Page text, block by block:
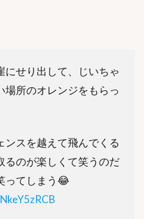
にせり出して、じいちゃ
場所のオレンジをもらっ
ンスを越えて飛んでくる
るのが楽しくて笑うのだ
ってしまう😂